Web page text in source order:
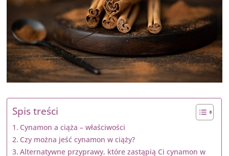
Spis treści
Cynamon a ciąża – właściwości
Czy można jeść cynamon w ciąży?
Alternatywne przyprawy, które zastąpią Ci cynamon w